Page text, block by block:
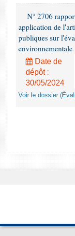
N° 2706
application de
publiques sur
environnementale
Date de
dépôt :
30/05/2024
Voir le dossier